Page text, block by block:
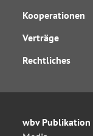
Kooperationen
Verträge
Rechtliches
wbv Publikation